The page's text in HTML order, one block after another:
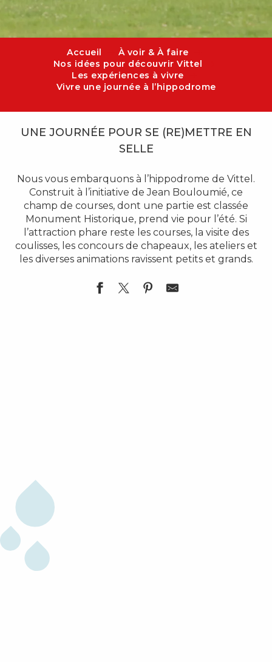
Accueil
À voir & À faire
Nos idées pour découvrir Vittel
Les expériences à vivre
Vivre une journée à l’hippodrome
UNE JOURNÉE POUR SE (RE)METTRE EN
SELLE
Nous vous embarquons à l’hippodrome de Vittel.
Construit à l’initiative de Jean Bouloumié, ce
champ de courses, dont une partie est classée
Monument Historique, prend vie pour l’été. Si
l’attraction phare reste les courses, la visite des
coulisses, les concours de chapeaux, les ateliers et
les diverses animations ravissent petits et grands.